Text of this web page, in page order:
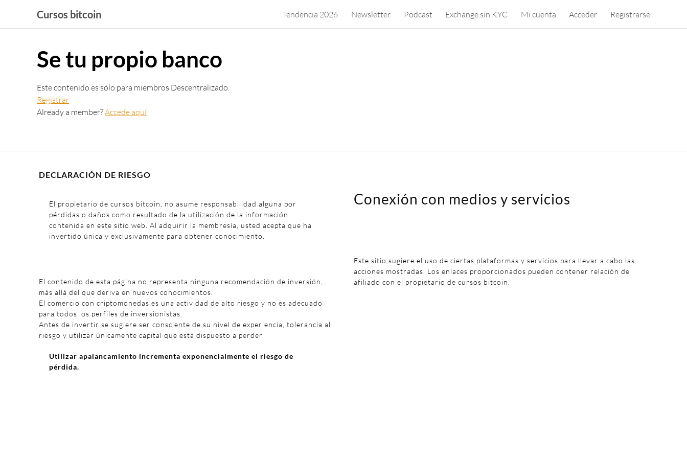
contenido
Cursos bitcoin Tendencia 2026 Newsletter Podcast Exchange sin KYC Mi cuenta Acceder Registrarse
Se tu propio banco
Este contenido es sólo para miembros Descentralizado.
Registrar
Already a member?Accede aquí
DECLARACIÓN DE RIESGO
El propietario de cursos bitcoin, no asume responsabilidad alguna por
pérdidas o daños como resultado de la utilización de la información
contenida en este sitio web. Al adquirir la membresía, usted acepta que ha
invertido única y exclusivamente para obtener conocimiento.
El contenido de esta página no representa ninguna recomendación de inversión,
más allá del que deriva en nuevos conocimientos.
El comercio con criptomonedas es una actividad de alto riesgo y no es adecuado
para todos los perfiles de inversionistas.
Antes de invertir se sugiere ser consciente de su nivel de experiencia, tolerancia al
riesgo y utilizar únicamente capital que está dispuesto a perder.
Utilizar apalancamiento incrementa exponencialmente el riesgo de
pérdida.
Conexión con medios y servicios
Este sitio sugiere el uso de ciertas plataformas y servicios para llevar a cabo las
acciones mostradas. Los enlaces proporcionados pueden contener relación de
afiliado con el propietario de cursos bitcoin.